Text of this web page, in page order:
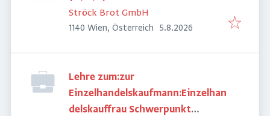
Ströck Brot GmbH
1140 Wien, Österreich Veröffentlicht
5.8.2026
Lehre zum:zur
Einzelhandelskaufmann:Einzelhan
delskauffrau Schwerpunkt